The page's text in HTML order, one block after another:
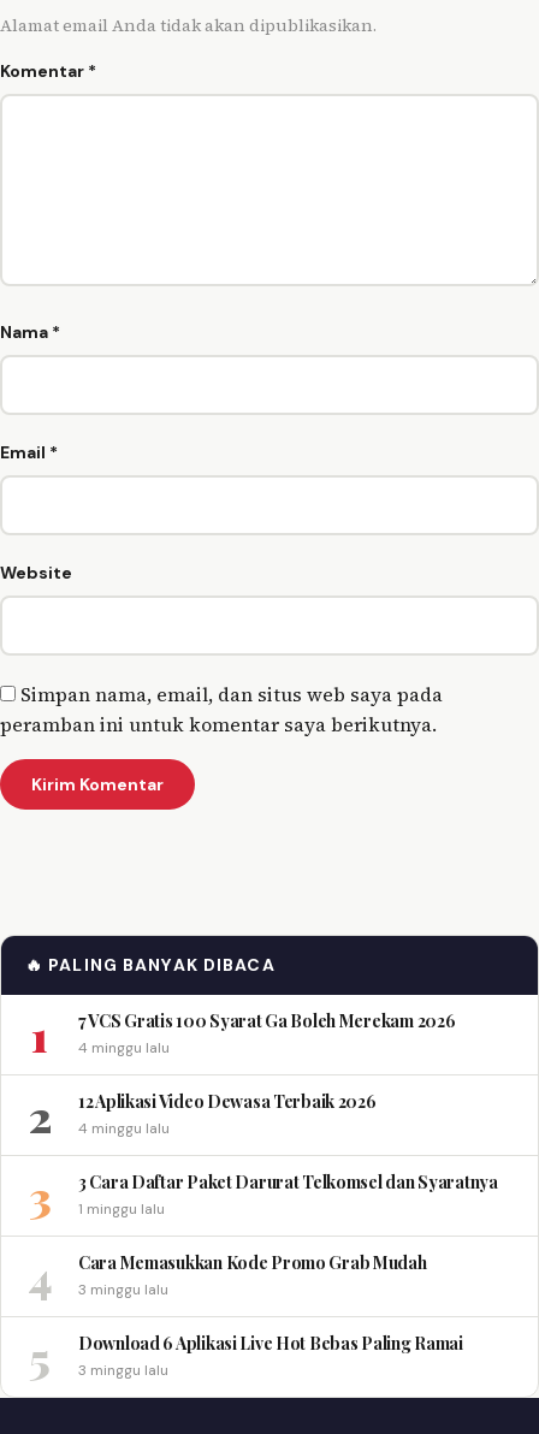
Alamat email Anda tidak akan dipublikasikan.
Komentar *
Nama *
Email *
Website
Simpan nama, email, dan situs web saya pada
peramban ini untuk komentar saya berikutnya.
🔥 PALING BANYAK DIBACA
1 7 VCS Gratis 100 Syarat Ga Boleh Merekam 2026
4 minggu lalu
2 12 Aplikasi Video Dewasa Terbaik 2026
4 minggu lalu
3 3 Cara Daftar Paket Darurat Telkomsel dan Syaratnya
1 minggu lalu
4 Cara Memasukkan Kode Promo Grab Mudah
3 minggu lalu
5 Download 6 Aplikasi Live Hot Bebas Paling Ramai
3 minggu lalu